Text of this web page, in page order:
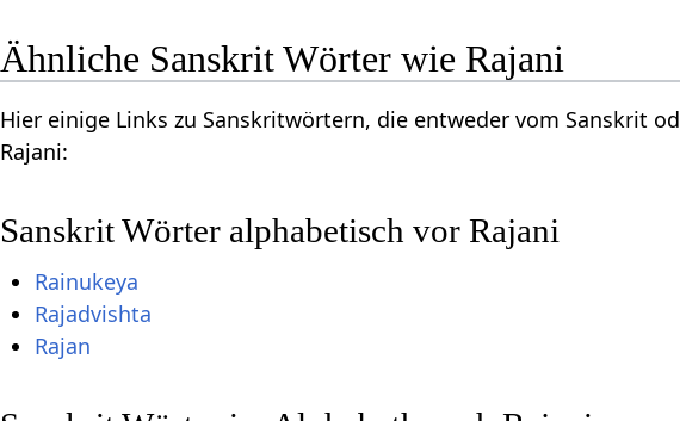
Ähnliche Sanskrit Wörter wie Rajani
Hier einige Links zu Sanskritwörtern, die entweder vom Sanskrit
Rajani:
Sanskrit Wörter alphabetisch vor Rajani
Rainukeya
Rajadvishta
Rajan